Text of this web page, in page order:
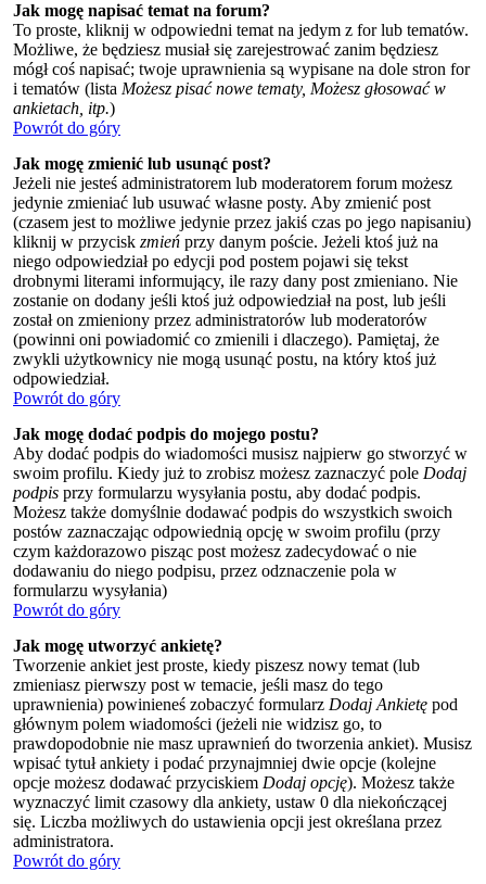
Jak mogę napisać temat na forum?
To proste, kliknij w odpowiedni temat na jedym z for lub tematów.
Możliwe, że będziesz musiał się zarejestrować zanim będziesz
mógł coś napisać; twoje uprawnienia są wypisane na dole stron for
i tematów (lista Możesz pisać nowe tematy, Możesz głosować w
ankietach, itp.)
Powrót do góry
Jak mogę zmienić lub usunąć post?
Jeżeli nie jesteś administratorem lub moderatorem forum możesz
jedynie zmieniać lub usuwać własne posty. Aby zmienić post
(czasem jest to możliwe jedynie przez jakiś czas po jego napisaniu)
kliknij w przycisk zmień przy danym poście. Jeżeli ktoś już na
niego odpowiedział po edycji pod postem pojawi się tekst
drobnymi literami informujący, ile razy dany post zmieniano. Nie
zostanie on dodany jeśli ktoś już odpowiedział na post, lub jeśli
został on zmieniony przez administratorów lub moderatorów
(powinni oni powiadomić co zmienili i dlaczego). Pamiętaj, że
zwykli użytkownicy nie mogą usunąć postu, na który ktoś już
odpowiedział.
Powrót do góry
Jak mogę dodać podpis do mojego postu?
Aby dodać podpis do wiadomości musisz najpierw go stworzyć w
swoim profilu. Kiedy już to zrobisz możesz zaznaczyć pole Dodaj
podpis przy formularzu wysyłania postu, aby dodać podpis.
Możesz także domyślnie dodawać podpis do wszystkich swoich
postów zaznaczając odpowiednią opcję w swoim profilu (przy
czym każdorazowo pisząc post możesz zadecydować o nie
dodawaniu do niego podpisu, przez odznaczenie pola w
formularzu wysyłania)
Powrót do góry
Jak mogę utworzyć ankietę?
Tworzenie ankiet jest proste, kiedy piszesz nowy temat (lub
zmieniasz pierwszy post w temacie, jeśli masz do tego
uprawnienia) powinieneś zobaczyć formularz Dodaj Ankietę pod
głównym polem wiadomości (jeżeli nie widzisz go, to
prawdopodobnie nie masz uprawnień do tworzenia ankiet). Musisz
wpisać tytuł ankiety i podać przynajmniej dwie opcje (kolejne
opcje możesz dodawać przyciskiem Dodaj opcję). Możesz także
wyznaczyć limit czasowy dla ankiety, ustaw 0 dla niekończącej
się. Liczba możliwych do ustawienia opcji jest określana przez
administratora.
Powrót do góry